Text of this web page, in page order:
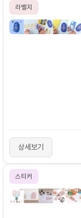
라벨지
상세보기
스티커